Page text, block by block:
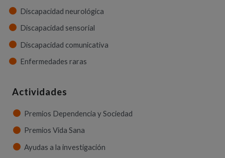
Discapacidad neurológica
Discapacidad sensorial
Discapacidad comunicativa
Enfermedades raras
Actividades
Premios Dependencia y Sociedad
Premios Vida Sana
Ayudas a la investigación